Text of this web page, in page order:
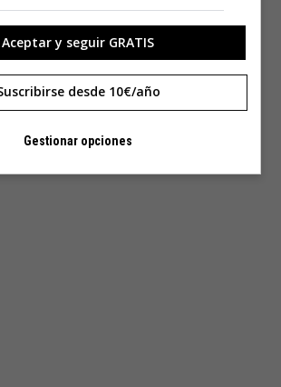
Aceptar y seguir GRATIS
desde 10€/año
Gestionar opciones